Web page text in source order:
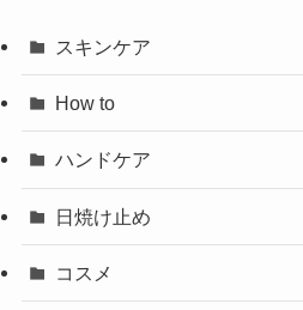
スキンケア
How to
ハンドケア
日焼け止め
コスメ